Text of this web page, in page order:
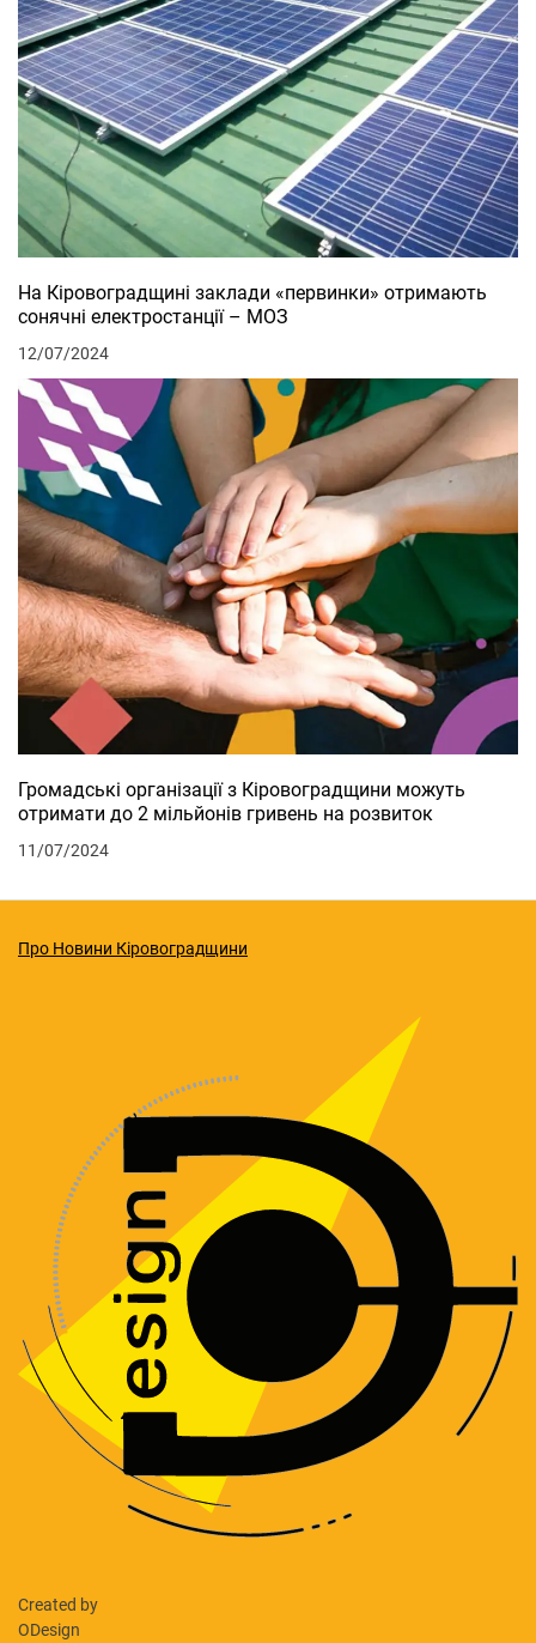
На Кіровоградщині заклади «первинки» отримають
сонячні електростанції – МОЗ
12/07/2024
Громадські організації з Кіровоградщини можуть
отримати до 2 мільйонів гривень на розвиток
11/07/2024
Про Новини Кіровоградщини
Created by
ODesign